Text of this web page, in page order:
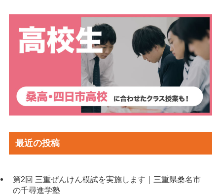
最近の投稿
第2回 三重ぜんけん模試を実施します｜三重県桑名市
の千尋進学塾